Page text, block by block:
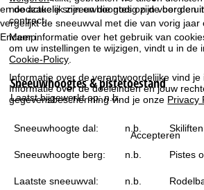
noodzakelijk zijn en die nodig zijn voor de
contract.
Meer informatie over het gebruik van
om uw instellingen te wijzigen, vindt u in de
Cookie-Policy
Informatie over de verantwoordelijke vind je
Informatie over de doeleinden en jouw
gegevensbescherming vind je onze Privacy
Accepteren
t
p
a
g
en de actuele sneeuwhoogtes op de berg en
vergelijkt de sneeuwval met die van vorig jaar
Encamp.
Sneeuwhoogtes & pistetoestand
Laatst bijgewerkt op:n.b.
Sneeuwhoogte dal: n.b.
Sneeuwhoogte berg: n.b. Pistes
Laatste sneeuwval: n.b.